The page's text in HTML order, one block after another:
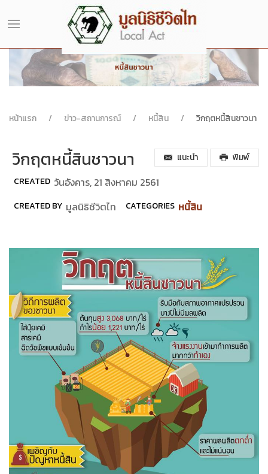
หน้าแรก ข่าว-สถานการณ์ หนี้สิน วิกฤตหนี้สินชาวนา
แนะนำ พิมพ์
วิกฤตหนี้สินชาวนา
CREATED วันอังคาร, 21 สิงหาคม 2561
CREATED BY มูลนิธิชีวิตไท CATEGORIES หนี้สิน